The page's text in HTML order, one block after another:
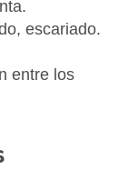
escariado.
entre los